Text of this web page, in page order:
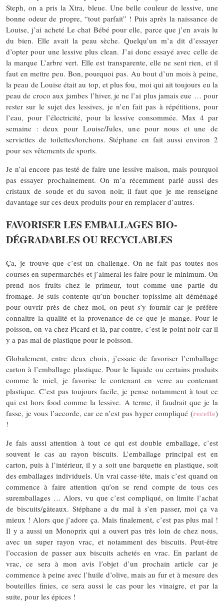
Steph, on a pris la Xtra, bleue. Une belle couleur de lessive, une
bonne odeur de propre, “tout parfait” ! Puis après la naissance de
Louise, j’ai acheté Le chat Bébé pour elle, parce que j’en avais lu
du bien. Elle avait la peau sèche. Quelqu’un m’a dit d’essayer
d’opter pour une lessive plus clean. J’ai donc essayé avec celle de
la marque L’arbre vert. Elle est transparente, elle ne sent rien, et il
faut en mettre peu. Bon, pourquoi pas. Au bout d’un mois à peine,
la peau de Louise était au top, et plus fou, moi qui ait toujours eu la
peau de croco aux jambes l’hiver, je ne l’ai plus jamais eue … pour
rester sur le sujet des lessives, je n’en fait pas à répétitions, pour
l’eau, pour l’électricité, pour la lessive consommée. Max 4 par
semaine : deux pour Louise/Jules, une pour nous et une de
serviettes de toilettes/torchons. Stéphane en fait aussi environ 2
pour ses vêtements de sports.
Je n’ai encore pas testé de faire une lessive maison, mais pourquoi
pas essayer prochainement. On m’a récemment parlé aussi des
cristaux de soude et du savon noir, il faut que je me renseigne
davantage sur ces deux produits pour en remplacer d’autres.
FAVORISER LES EMBALLAGES BIO-
DÉGRADABLES OU RECYCLABLES
Ça, je trouve que c’est un challenge. On ne fait pas toutes nos
courses en supermarchés et j’aimerai les faire pour le minimum. On
prend nos fruits chez le primeur, tout comme une partie du
fromage. Je suis contente qu’un boucher topissime ait déménagé
pour ouvrir près de chez moi, on peut s’y fournir car je préfère
connaître la qualité et la provenance de ce que je mange. Pour le
poisson, on va chez Picard et là, par contre, c’est le point noir car il
y a pas mal de plastique pour le poisson.
Globalement, entre deux choix, j’essaie de favoriser l’emballage
carton à l’emballage plastique. Pour le liquide ou certains produits
comme le miel, je favorise le contenant en verre au contenant
plastique. C’est pas toujours facile, je pense notamment à tout ce
qui est hors food comme la lessive. A terme, il faudrait que je la
fasse, je vous l’accorde, car ce n’est pas hyper compliqué (recette)
!
Je fais aussi attention à tout ce qui est double emballage, c’est
souvent le cas au rayon biscuits. L’emballage principal est en
carton, puis à l’intérieur, il y a soit une barquette en plastique, soit
des emballages individuels. Un vrai casse-tête, mais c’est quand on
commence à faire attention qu’on se rend compte de tous ces
suremballages … Alors, vu que c’est compliqué, on limite l’achat
de biscuits/gâteaux. Stéphane a du mal à s’en passer, moi ça va
mieux ! Alors que j’adore ça. Mais finalement, c’est pas plus mal !
Il y a aussi un Monoprix qui a ouvert pas très loin de chez nous,
avec un super rayon vrac, et notamment des biscuits. Peut-être
l’occasion de passer aux biscuits achetés en vrac. En parlant de
vrac, ce sera à mon avis l’objet d’un prochain article car je
commence à peine avec l’huile d’olive, mais au fur et à mesure des
bouteilles finies, ce sera aussi le cas pour les vinaigre, et par la
suite, pour les épices !